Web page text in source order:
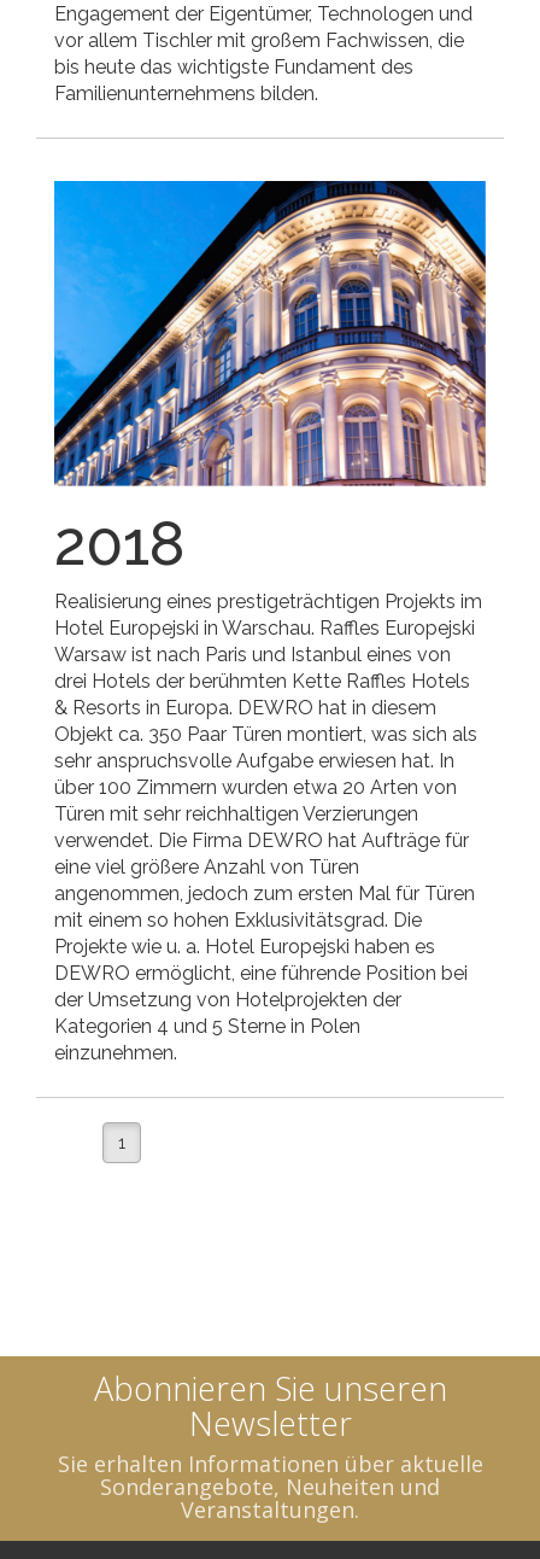
Engagement der Eigentümer, Technologen und
vor allem Tischler mit großem Fachwissen, die
bis heute das wichtigste Fundament des
Familienunternehmens bilden.
2018
Realisierung eines prestigeträchtigen Projekts im
Hotel Europejski in Warschau. Raffles Europejski
Warsaw ist nach Paris und Istanbul eines von
drei Hotels der berühmten Kette Raffles Hotels
& Resorts in Europa. DEWRO hat in diesem
Objekt ca. 350 Paar Türen montiert, was sich als
sehr anspruchsvolle Aufgabe erwiesen hat. In
über 100 Zimmern wurden etwa 20 Arten von
Türen mit sehr reichhaltigen Verzierungen
verwendet. Die Firma DEWRO hat Aufträge für
eine viel größere Anzahl von Türen
angenommen, jedoch zum ersten Mal für Türen
mit einem so hohen Exklusivitätsgrad. Die
Projekte wie u. a. Hotel Europejski haben es
DEWRO ermöglicht, eine führende Position bei
der Umsetzung von Hotelprojekten der
Kategorien 4 und 5 Sterne in Polen
einzunehmen.
1
Abonnieren Sie unseren
Newsletter
Sie erhalten Informationen über aktuelle
Sonderangebote, Neuheiten und
Veranstaltungen.